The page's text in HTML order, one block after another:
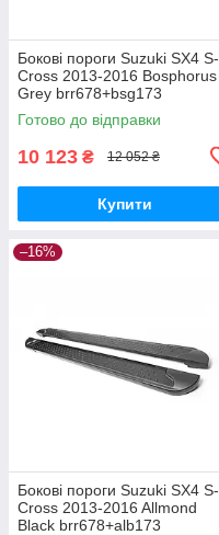
Бокові пороги Suzuki SX4 S-
Cross 2013-2016 Bosphorus
Grey brr678+bsg173
Готово до відправки
10 123 ₴ 12 052 ₴
Купити
–16%
Бокові пороги Suzuki SX4 S-
Cross 2013-2016 Allmond
Black brr678+alb173